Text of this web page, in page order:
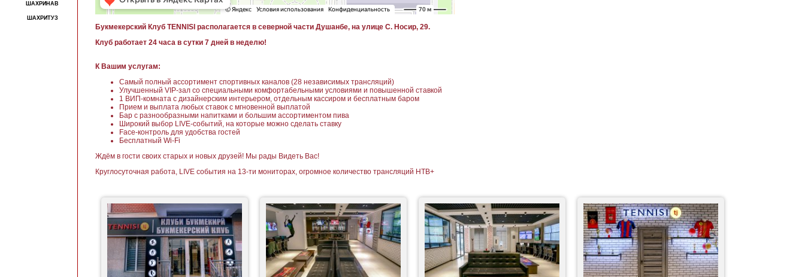
ШАХРИНАВ
ШАХРИТУЗ
Букмекерский Клуб TENNISI располагается в северной части Душанбе, на улице С. Носир, 29.
Клуб работает 24 часа в сутки 7 дней в неделю!
К Вашим услугам:
Самый полный ассортимент спортивных каналов (28 независимых трансляций)
Улучшенный VIP-зал со специальными комфортабельными условиями и повышенной ставкой
1 ВИП-комната с дизайнерским интерьером, отдельным кассиром и бесплатным баром
Прием и выплата любых ставок с мгновенной выплатой
Бар с разнообразными напитками и большим ассортиментом пива
Широкий выбор LIVE-событий, на которые можно сделать ставку
Face-контроль для удобства гостей
Бесплатный Wi-Fi
Ждём в гости своих старых и новых друзей! Мы рады Видеть Вас!
Круглосуточная работа, LIVE события на 13-ти мониторах, огромное количество трансляций НТВ+